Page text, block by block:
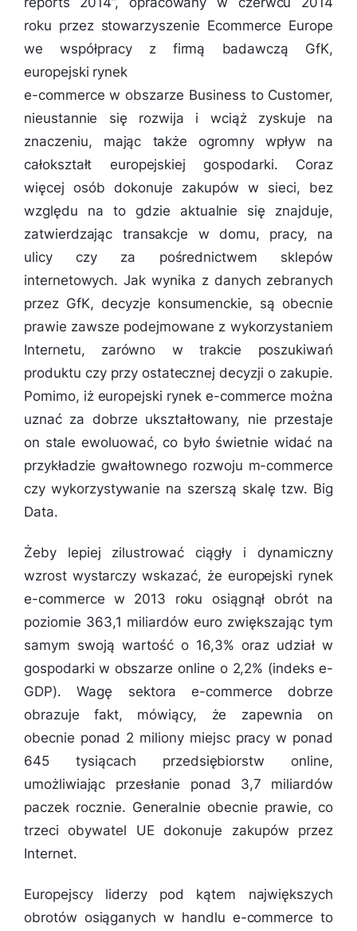
roku przez stowarzyszenie Ecommerce Europe
we współpracy z firmą badawczą GfK,
europejski rynek
e-commerce w obszarze Business to Customer,
nieustannie się rozwija i wciąż zyskuje na
znaczeniu, mając także ogromny wpływ na
całokształt europejskiej gospodarki. Coraz
więcej osób dokonuje zakupów w sieci, bez
względu na to gdzie aktualnie się znajduje,
zatwierdzając transakcje w domu, pracy, na
ulicy czy za pośrednictwem sklepów
internetowych. Jak wynika z danych zebranych
przez GfK, decyzje konsumenckie, są obecnie
prawie zawsze podejmowane z wykorzystaniem
Internetu, zarówno w trakcie poszukiwań
produktu czy przy ostatecznej decyzji o zakupie.
Pomimo, iż europejski rynek e-commerce można
uznać za dobrze ukształtowany, nie przestaje
on stale ewoluować, co było świetnie widać na
przykładzie gwałtownego rozwoju m-commerce
czy wykorzystywanie na szerszą skalę tzw. Big
Data.
Żeby lepiej zilustrować ciągły i dynamiczny
wzrost wystarczy wskazać, że europejski rynek
e-commerce w 2013 roku osiągnął obrót na
poziomie 363,1 miliardów euro zwiększając tym
samym swoją wartość o 16,3% oraz udział w
gospodarki w obszarze online o 2,2% (indeks e-
GDP). Wagę sektora e-commerce dobrze
obrazuje fakt, mówiący, że zapewnia on
obecnie ponad 2 miliony miejsc pracy w ponad
645 tysiącach przedsiębiorstw online,
umożliwiając przesłanie ponad 3,7 miliardów
paczek rocznie. Generalnie obecnie prawie, co
trzeci obywatel UE dokonuje zakupów przez
Internet.
Europejscy liderzy pod kątem największych
obrotów osiąganych w handlu e-commerce to